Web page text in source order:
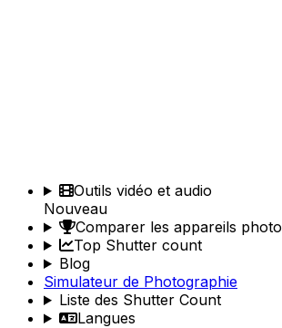
Outils vidéo et audio
Nouveau
Comparer les appareils photo
Top Shutter count
Blog
Simulateur de Photographie
Liste des Shutter Count
Langues